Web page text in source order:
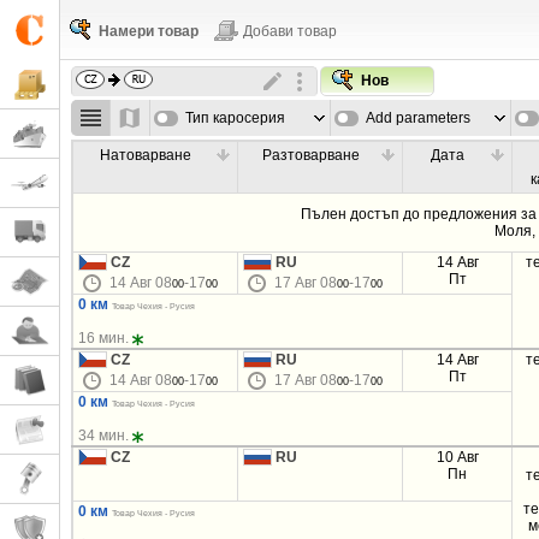
Намери товар Добави товар
Нов
Тип каросерия Add parameters
Натоварване Разтоварване
Дата
Пълен достъп до предложения
Моля,
CZ
14 Авг 0800-1700
RU
17 Авг 0800-1700
14 Авг
Пт
0 км Товар Чехия - Русия
16 мин.
CZ
14 Авг 0800-1700
RU
17 Авг 0800-1700
14 Авг
Пт
0 км Товар Чехия - Русия
34 мин.
CZ
RU
10 Авг
Пн
0 км Товар Чехия - Русия